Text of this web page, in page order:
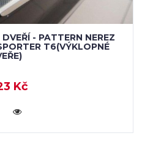
- PATTERN NEREZ
T6(VÝKLOPNÉ
Kč